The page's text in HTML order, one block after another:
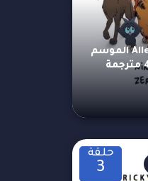
مسلسل Alley Cats الموسم
حلقة
3